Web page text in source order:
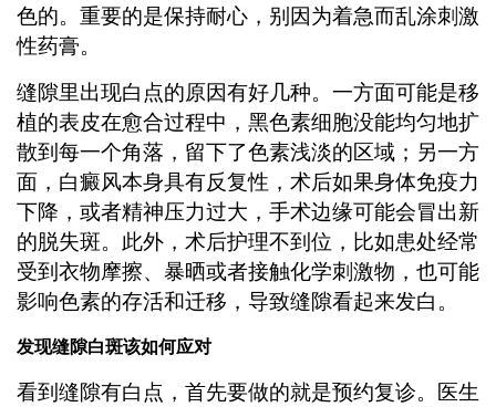
色的。重要的是保持耐心，别因为着急而乱涂刺激
性药膏。
缝隙里出现白点的原因有好几种。一方面可能是移
植的表皮在愈合过程中，黑色素细胞没能均匀地扩
散到每一个角落，留下了色素浅淡的区域；另一方
面，白癜风本身具有反复性，术后如果身体免疫力
下降，或者精神压力过大，手术边缘可能会冒出新
的脱失斑。此外，术后护理不到位，比如患处经常
受到衣物摩擦、暴晒或者接触化学刺激物，也可能
影响色素的存活和迁移，导致缝隙看起来发白。
发现缝隙白斑该如何应对
看到缝隙有白点，首先要做的就是预约复诊。医生